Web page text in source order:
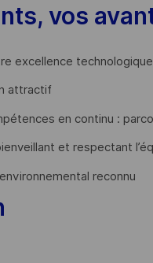
vos
excellence
attractif
en continu :
et respectant
reconnu